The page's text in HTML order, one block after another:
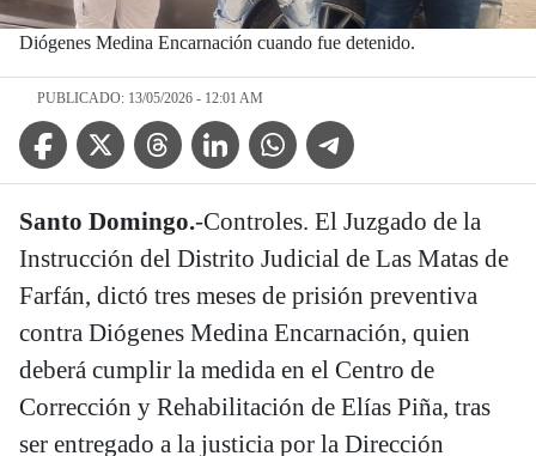
Diógenes Medina Encarnación cuando fue detenido.
PUBLICADO: 13/05/2026 - 12:01 AM
Facebook IconTwitter IconThreads IconLinkedin IconWhatsApp IconTelegram Icon
Santo Domingo.-Controles. El Juzgado de la
Instrucción del Distrito Judicial de Las Matas de
Farfán, dictó tres meses de prisión preventiva
contra Diógenes Medina Encarnación, quien
deberá cumplir la medida en el Centro de
Corrección y Rehabilitación de Elías Piña, tras
ser entregado a la justicia por la Dirección